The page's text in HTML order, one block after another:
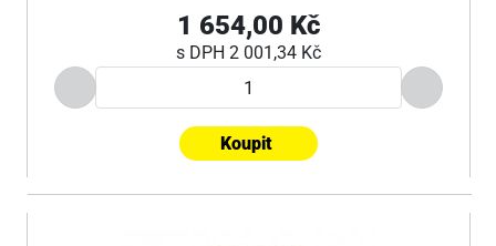
1 654,00 Kč
s DPH 2 001,34 Kč
Koupit